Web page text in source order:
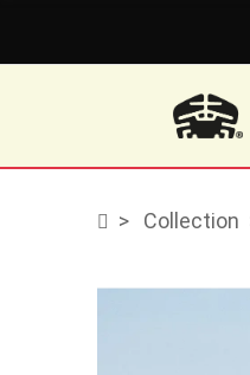
Collection